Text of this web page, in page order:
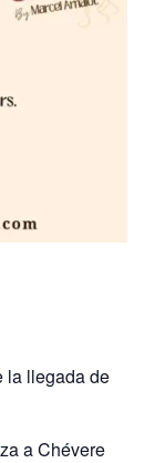
la llegada de
a Chévere